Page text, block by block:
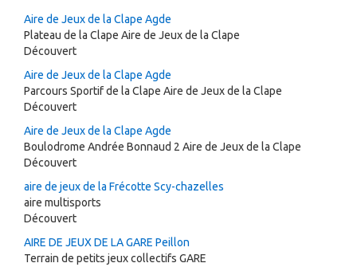
Aire de Jeux de la Clape Agde
Plateau de la Clape Aire de Jeux de la Clape
Découvert
Aire de Jeux de la Clape Agde
Parcours Sportif de la Clape Aire de Jeux de la Clape
Découvert
Aire de Jeux de la Clape Agde
Boulodrome Andrée Bonnaud 2 Aire de Jeux de la Clape
Découvert
aire de jeux de la Frécotte Scy-chazelles
aire multisports
Découvert
AIRE DE JEUX DE LA GARE Peillon
Terrain de petits jeux collectifs GARE